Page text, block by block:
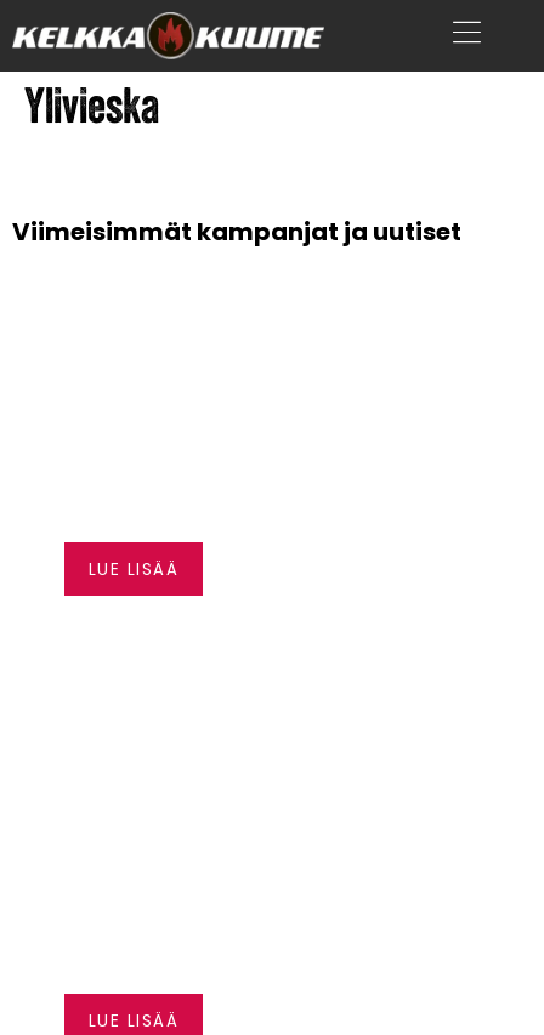
Ylivieska
Viimeisimmät kampanjat ja uutiset
LUE LISÄÄ
LUE LISÄÄ